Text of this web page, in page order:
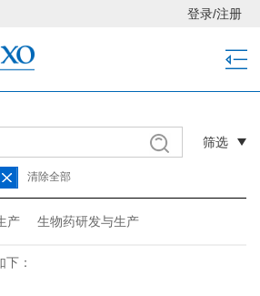
登录/注册
筛选
清除全部
产 生物药研发与生产
：